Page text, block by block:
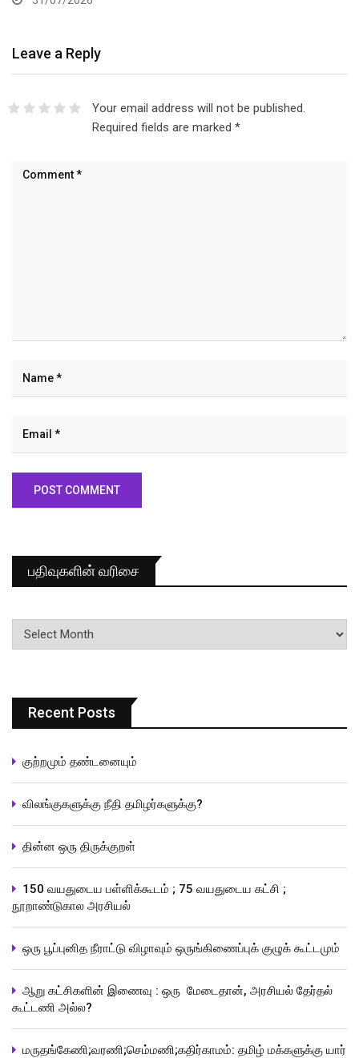
Leave a Reply
Your email address will not be published.
Required fields are marked *
பதிவுகளின் வரிசை
பதிவுகளின்
வரிசை
Recent Posts
குற்றமும் தண்டனையும்
விலங்குகளுக்கு நீதி தமிழர்களுக்கு?
தின்ன ஒரு திருக்குறள்
150 வயதுடைய பள்ளிக்கூடம் ; 75 வயதுடைய கட்சி ;
நூறாண்டுகால அரசியல்
ஒரு பூப்புனித நீராட்டு விழாவும் ஒருங்கிணைப்புக் குழுக் கூட்டமும்
ஆறு கட்சிகளின் இணைவு : ஒரு மேடைதான், அரசியல் தேர்தல்
கூட்டணி அல்ல?
மருதங்கேணி;வரணி;செம்மணி;கதிர்காமம்: தமிழ் மக்களுக்கு யார்